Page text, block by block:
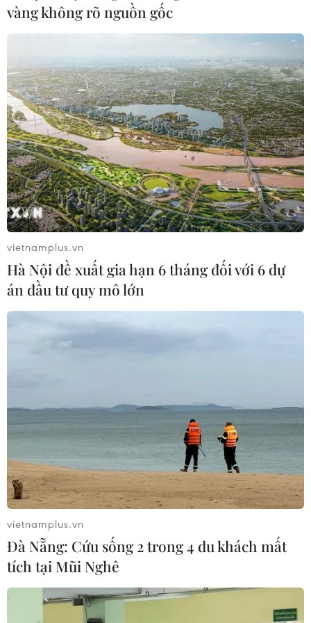
Cố vấn của ông Trump có thể làm Giám
đốc truyền thông Nhà Trắng
Cố vấn của Tổng thống Mỹ Donald Trump, bà Kellyanne
Conway, sắp trở thành Giám đốc truyền thông Nhà
Trắng, sau khi được ông Trump mời đảm nhận chức vụ
này.
vàng không rõ nguồn gốc
vietnamplus.vn
Hà Nội đề xuất gia hạn 6 tháng đối với 6 dự
án đầu tư quy mô lớn
vietnamplus.vn
Đà Nẵng: Cứu sống 2 trong 4 du khách mất
tích tại Mũi Nghê